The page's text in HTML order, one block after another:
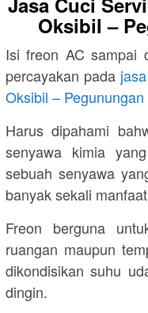
Oksibil –
Isi freon AC sampai
percayakan pada
Oksibil –
Harus dipahami
senyawa kimia
sebuah senyawa
banyak sekali
Freon berguna
ruangan maupun
dikondisikan suhu
dingin.